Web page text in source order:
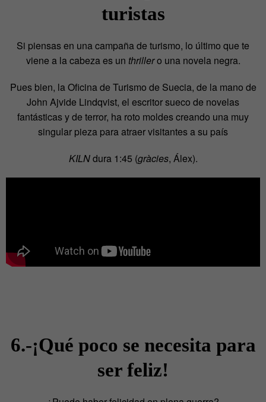
turistas
Si piensas en una campaña de turismo, lo último que te
viene a la cabeza es un thrillero una novela negra.
Pues bien, la Oficina de Turismo de Suecia, de la mano de
John Ajvide Lindqvist, el escritor sueco de novelas
fantásticas y de terror, ha roto moldes creando una muy
singular pieza para atraer visitantes a su país
KILNdura 1:45 (gràcies, Álex).
6.-¡Qué poco se necesita para
ser feliz!